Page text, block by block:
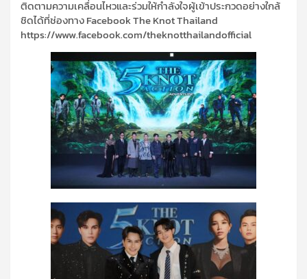
ติดตามความเคลื่อนไหวและร่วมให้กำลังใจผู้เข้าประกวดอย่างใกล้
ชิดได้ที่ช่องทาง Facebook The Knot Thailand
https://www.facebook.com/theknotthailandofficial